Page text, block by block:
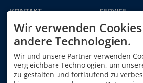
KONTAKT
Alpinschule Oberstdorf
GmbH & Co. KG
Im Oberen Winkel 12a
87561 Oberstdorf
DEUTSCHLAND
Tel. +49 8322 940 750
Fax +49 8322 940 75 29
info@alpinschule-
SERVICE
Gutschein
Kontakt
Urlaub in
Formblatt
Richtlinie
Wir verwenden
andere Technologien.
Wir und unsere Partner verwenden
vergleichbare Technologien, um
zu gestalten und fortlaufend zu